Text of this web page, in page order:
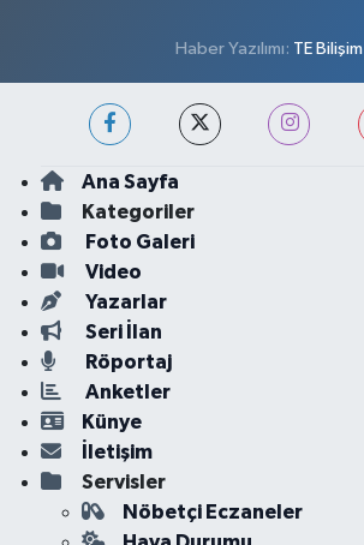
Haber Yazılımı: TE Bilişim
Ana Sayfa
Kategoriler
Foto Galeri
Video
Yazarlar
Seri İlan
Röportaj
Anketler
Künye
İletişim
Servisler
Nöbetçi Eczaneler